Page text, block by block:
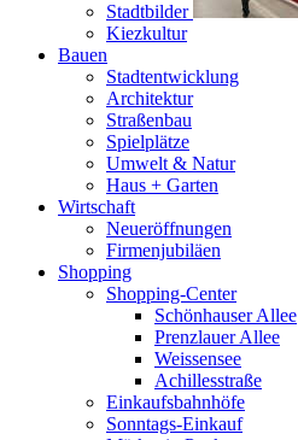
Stadtbilder
Kiezkultur
Bauen
Stadtentwicklung
Architektur
Straßenbau
Spielplätze
Umwelt & Natur
Haus + Garten
Wirtschaft
Neueröffnungen
Firmenjubiläen
Shopping
Shopping-Center
Schönhauser Allee
Prenzlauer Allee
Weissensee
Achillesstraße
Einkaufsbahnhöfe
Sonntags-Einkauf